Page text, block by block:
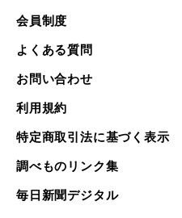
会員制度
よくある質問
お問い合わせ
利用規約
特定商取引法に基づく表示
調べものリンク集
毎日新聞デジタル